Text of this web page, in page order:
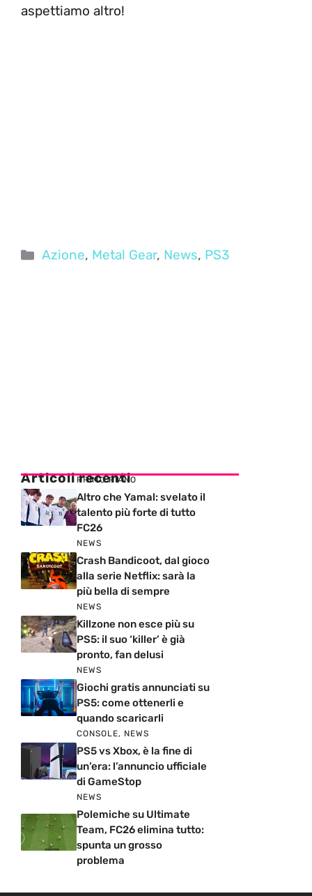
aspettiamo altro!
Categorie
Azione, Metal Gear, News, PS3
Articoli recenti
PRIMO PIANO
Altro che Yamal: svelato il
talento più forte di tutto
FC26
NEWS
Crash Bandicoot, dal gioco
alla serie Netflix: sarà la
più bella di sempre
NEWS
Killzone non esce più su
PS5: il suo ‘killer’ è già
pronto, fan delusi
NEWS
Giochi gratis annunciati su
PS5: come ottenerli e
quando scaricarli
CONSOLE, NEWS
PS5 vs Xbox, è la fine di
un’era: l’annuncio ufficiale
di GameStop
NEWS
Polemiche su Ultimate
Team, FC26 elimina tutto:
spunta un grosso
problema